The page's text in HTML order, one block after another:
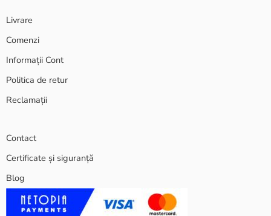
Livrare
Comenzi
Informații Cont
Politica de retur
Reclamații
Contact
Certificate și siguranță
Blog